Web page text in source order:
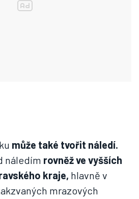
může také tvořit náledí.
náledím rovněž ve vyšších
kraje, hlavně v
mrazových